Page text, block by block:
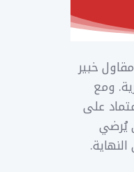
خبير
ومع
على
يُرضي